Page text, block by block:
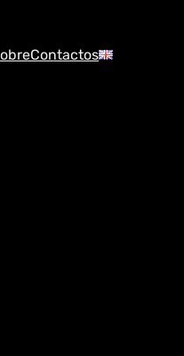
Contactos